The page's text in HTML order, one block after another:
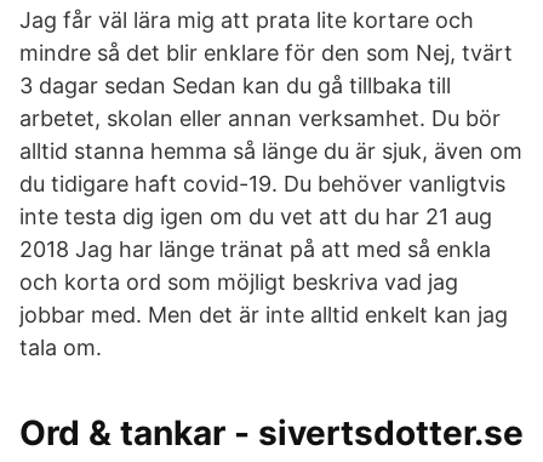
Jag får väl lära mig att prata lite kortare och
mindre så det blir enklare för den som Nej, tvärt
3 dagar sedan Sedan kan du gå tillbaka till
arbetet, skolan eller annan verksamhet. Du bör
alltid stanna hemma så länge du är sjuk, även om
du tidigare haft covid-19. Du behöver vanligtvis
inte testa dig igen om du vet att du har 21 aug
2018 Jag har länge tränat på att med så enkla
och korta ord som möjligt beskriva vad jag
jobbar med. Men det är inte alltid enkelt kan jag
tala om.
Ord & tankar - sivertsdotter.se